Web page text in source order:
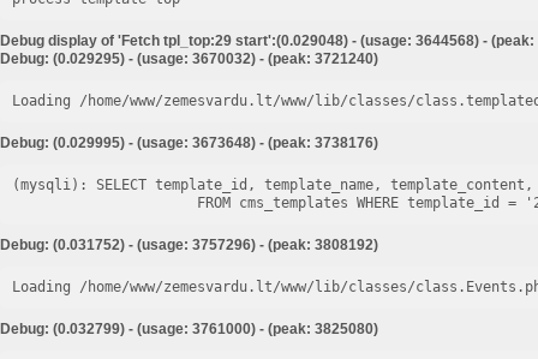
Debug display of 'Fetch tpl_top:29 start':(0.029048) - (usage: 3644568) - (peak:
Debug: (0.029295) - (usage: 3670032) - (peak: 3721240)
Loading /home/www/zemesvardu.lt/www/lib/classes/
Debug: (0.029995) - (usage: 3673648) - (peak: 3738176)
(mysqli): SELECT template_id, template_name,
Debug: (0.031752) - (usage: 3757296) - (peak: 3808192)
Loading /home/www/zemesvardu.lt/www/lib/classes/
Debug: (0.032799) - (usage: 3761000) - (peak: 3825080)